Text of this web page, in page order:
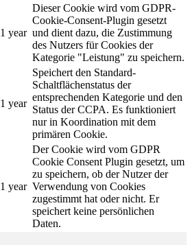
1 year
Dieser Cookie wird vom GDPR-
Cookie-Consent-Plugin gesetzt
und dient dazu, die Zustimmung
des Nutzers für Cookies der
Kategorie "Leistung" zu speichern.
1 year
Speichert den Standard-
Schaltflächenstatus der
entsprechenden Kategorie und den
Status der CCPA. Es funktioniert
nur in Koordination mit dem
primären Cookie.
1 year
Der Cookie wird vom GDPR
Cookie Consent Plugin gesetzt, um
zu speichern, ob der Nutzer der
Verwendung von Cookies
zugestimmt hat oder nicht. Er
speichert keine persönlichen
Daten.